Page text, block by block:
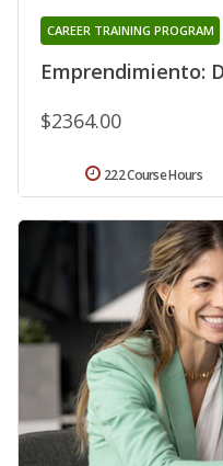
Emprendimiento:
CAREER TRAINING PROGRAM
$2364.00
222 Course Hours